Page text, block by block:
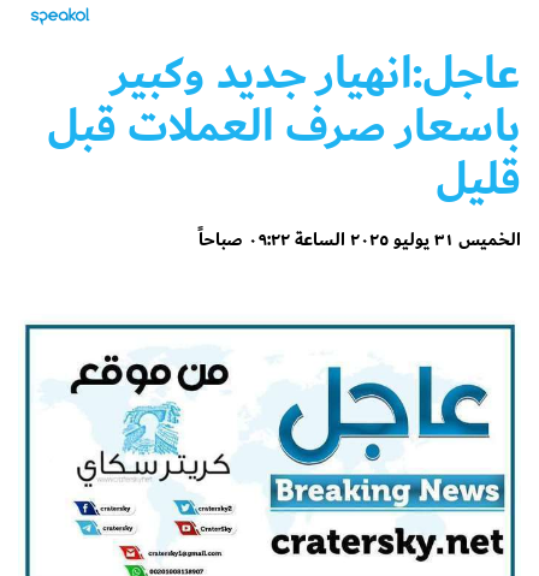
عاجل:انهيار جديد وكبير
باسعار صرف العملات قبل
قليل
الخميس ٣١ يوليو ٢٠٢٥ الساعة ٠٩:٢٢ صباحاً